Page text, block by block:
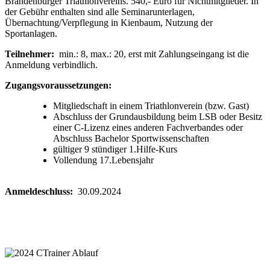
der Gebühr enthalten sind alle Seminarunterlagen,
Übernachtung/Verpflegung in Kienbaum, Nutzung der
Sportanlagen.
Teilnehmer: min.: 8, max.: 20, erst mit Zahlungseingang ist die
Anmeldung verbindlich.
Zugangsvoraussetzungen:
Mitgliedschaft in einem Triathlonverein (bzw. Gast)
Abschluss der Grundausbildung beim LSB oder Besitz
einer C-Lizenz eines anderen Fachverbandes oder
Abschluss Bachelor Sportwissenschaften
gültiger 9 stündiger 1.Hilfe-Kurs
Vollendung 17.Lebensjahr
Anmeldeschluss: 30.09.2024